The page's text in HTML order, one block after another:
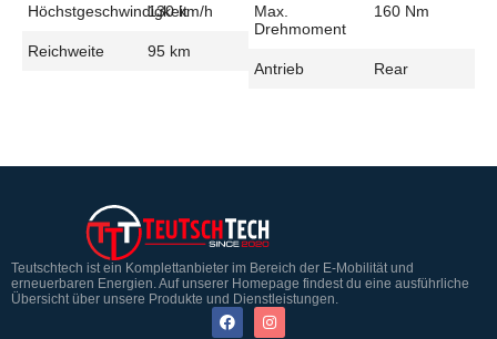
Höchstgeschwindigkeit
130 km/h
Reichweite 95 km
Max.
Drehmoment
160 Nm
Antrieb Rear
Teutschtech ist ein Komplettanbieter im Bereich der E-Mobilität und
erneuerbaren Energien. Auf unserer Homepage findest du eine ausführliche
Übersicht über unsere Produkte und Dienstleistungen.